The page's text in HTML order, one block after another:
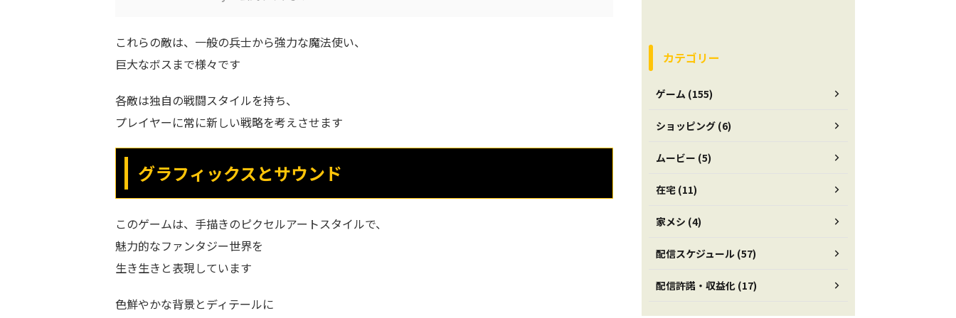
これらの敵は、一般の兵士から強力な魔法使い、
巨大なボスまで様々です
各敵は独自の戦闘スタイルを持ち、
プレイヤーに常に新しい戦略を考えさせます
グラフィックスとサウンド
このゲームは、手描きのピクセルアートスタイルで、
魅力的なファンタジー世界を
生き生きと表現しています
色鮮やかな背景とディテールに
カテゴリー
ゲーム (155)
ショッピング (6)
ムービー (5)
在宅 (11)
家メシ (4)
配信スケジュール (57)
配信許諾・収益化 (17)